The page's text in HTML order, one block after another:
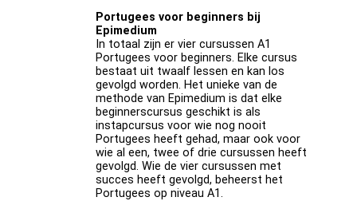
Portugees voor beginners bij
Epimedium
In totaal zijn er vier cursussen A1
Portugees voor beginners. Elke cursus
bestaat uit twaalf lessen en kan los
gevolgd worden. Het unieke van de
methode van Epimedium is dat elke
beginnerscursus geschikt is als
instapcursus voor wie nog nooit
Portugees heeft gehad, maar ook voor
wie al een, twee of drie cursussen heeft
gevolgd. Wie de vier cursussen met
succes heeft gevolgd, beheerst het
Portugees op niveau A1.